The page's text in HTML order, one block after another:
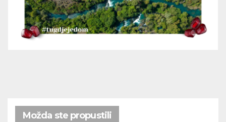
Možda ste propustili